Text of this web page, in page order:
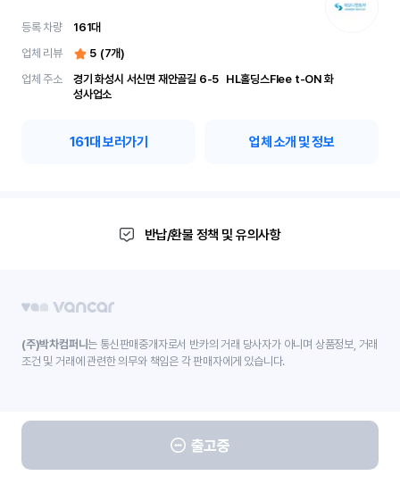
등록 차량 161대
업체 리뷰
5 (7개)
업체 주소
경기 화성시 서신면 재안골길 6-5	 HL홀딩스Flee t-ON 화
성사업소
161대 보러가기 업체 소개 및 정보
반납/환불 정책 및 유의사항
출고중
(주)박차컴퍼니는 통신판매중개자로서 반카의 거래 당사자가 아니며 상품정보, 거래
조건 및 거래에 관련한 의무와 책임은 각 판매자에게 있습니다.